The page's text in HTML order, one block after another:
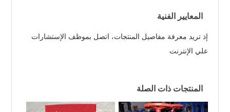
المعايير الفنية
إذ تريد معرفة مفاصيل المنتجات، اتصل بموظف الإستشارات
علي الإنترنت
المنتجات ذات الصلة